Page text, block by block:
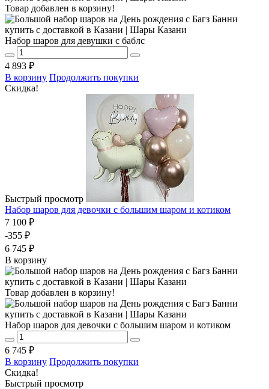
Товар добавлен в корзину!
Набор шаров для девушки с баблс
4 893 ₽
В корзину Продолжить покупки
Скидка!
Быстрый просмотр
Набор шаров для девочки с большим шаром и котиком
7 100 ₽
-355 ₽
6 745 ₽
В корзину
Товар добавлен в корзину!
Набор шаров для девочки с большим шаром и котиком
6 745 ₽
В корзину Продолжить покупки
Скидка!
Быстрый просмотр